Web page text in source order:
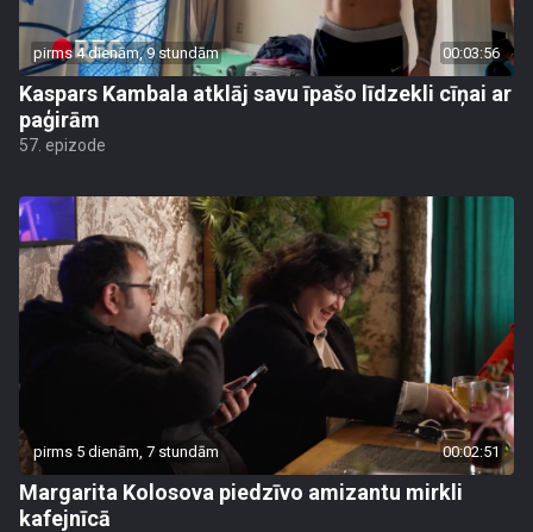
pirms 4 dienām, 9 stundām 00:03:56
Kaspars Kambala atklāj savu īpašo līdzekli cīņai ar
paģirām
57. epizode
pirms 5 dienām, 7 stundām 00:02:51
Margarita Kolosova piedzīvo amizantu mirkli
kafejnīcā